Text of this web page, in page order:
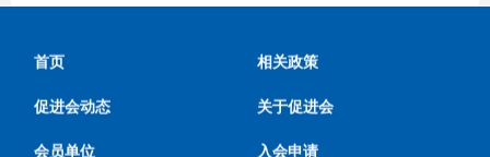
首页
促进会动态
会员单位
相关政策
关于促进会
入会申请